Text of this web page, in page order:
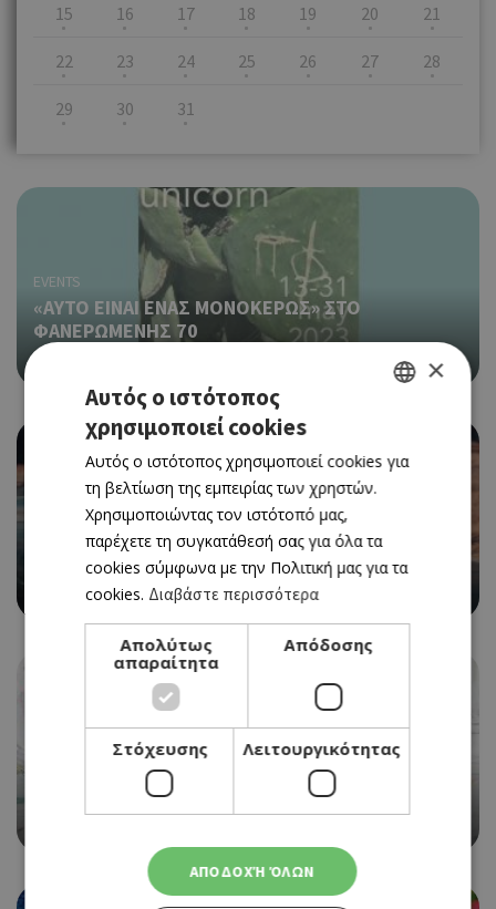
15 16 17 18 19 20 21
22 23 24 25 26 27 28
29 30 31
EVENTS
«ΑΥΤΟ ΕΙΝΑΙ ΕΝΑΣ ΜΟΝΟΚΕΡΩΣ» ΣΤΟ
ΦΑΝΕΡΩΜΕΝΗΣ 70
13/05/2023 - 31/05/2023
8Ο BIKE FESTIVAL ΣΤΗΝ ΚΡΑΤΙΚΗ ΕΚΘΕΣΗ
ΚΥΠΡΟΥ
13/05/2023 - 14/05/2023
ΕΙΚΑΣΤΙΚΗ ΕΚΘΕΣΗ ΑΝΝΑΣ ΑΛΕΞΑΝΔΡΟΥ ΣΤΗΝ
ΑΙΓΑΙΑ ART GALLERY
ENGLISH
×
Αυτός ο ιστότοπος
χρησιμοποιεί cookies
Αυτός ο ιστότοπος χρησιμοποιεί cookies για
τη βελτίωση της εμπειρίας των χρηστών.
Χρησιμοποιώντας τον ιστότοπό μας,
παρέχετε τη συγκατάθεσή σας για όλα τα
cookies σύμφωνα με την Πολιτική μας για τα
cookies. Διαβάστε περισσότερα
Απολύτως
απαραίτητα
Απόδοσης
Στόχευσης Λειτουργικότητας
ΑΠΟΔΟΧΉ ΌΛΩΝ